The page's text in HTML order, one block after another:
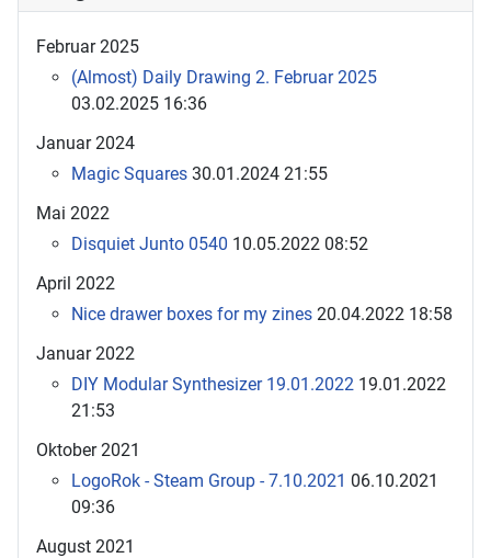
Februar 2025
(Almost) Daily Drawing 2. Februar 2025
03.02.2025 16:36
Januar 2024
Magic Squares 30.01.2024 21:55
Mai 2022
Disquiet Junto 0540 10.05.2022 08:52
April 2022
Nice drawer boxes for my zines 20.04.2022 18:58
Januar 2022
DIY Modular Synthesizer 19.01.2022 19.01.2022
21:53
Oktober 2021
LogoRok - Steam Group - 7.10.2021 06.10.2021
09:36
August 2021